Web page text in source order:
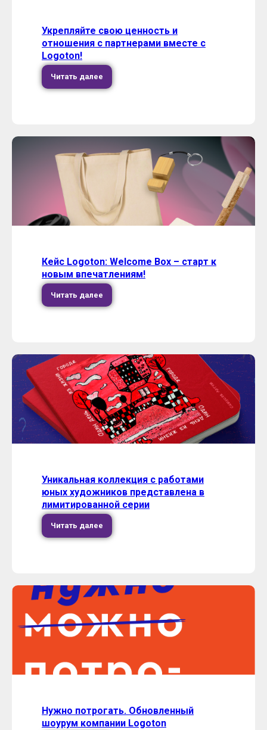
Укрепляйте свою ценность и
отношения с партнерами вместе с
Logoton!
Читать далее
Кейс Logoton: Welcome Box – старт к
новым впечатлениям!
Читать далее
Уникальная коллекция с работами
юных художников представлена в
лимитированной серии
Читать далее
Нужно потрогать. Обновленный
шоурум компании Logoton